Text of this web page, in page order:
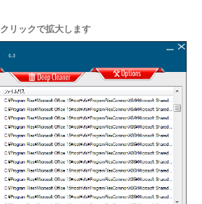
クリックで拡大します